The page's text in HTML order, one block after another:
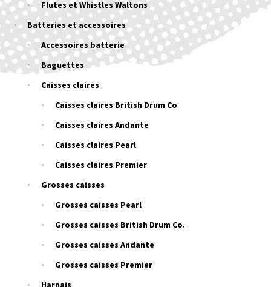
Flutes et Whistles Waltons
Batteries et accessoires
Accessoires batterie
Baguettes
Caisses claires
Caisses claires British Drum Co
Caisses claires Andante
Caisses claires Pearl
Caisses claires Premier
Grosses caisses
Grosses caisses Pearl
Grosses caisses British Drum Co.
Grosses caisses Andante
Grosses caisses Premier
Harnais